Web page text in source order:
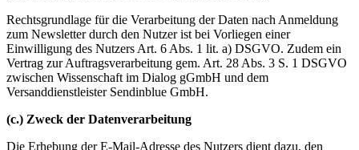
Rechtsgrundlage für die Verarbeitung der Daten nach Anmeldung
zum Newsletter durch den Nutzer ist bei Vorliegen einer
Einwilligung des Nutzers Art. 6 Abs. 1 lit. a) DSGVO. Zudem ein
Vertrag zur Auftragsverarbeitung gem. Art. 28 Abs. 3 S. 1 DSGVO
zwischen Wissenschaft im Dialog gGmbH und dem
Versanddienstleister Sendinblue GmbH.
(c.) Zweck der Datenverarbeitung
Die Erhebung der E-Mail-Adresse des Nutzers dient dazu, den